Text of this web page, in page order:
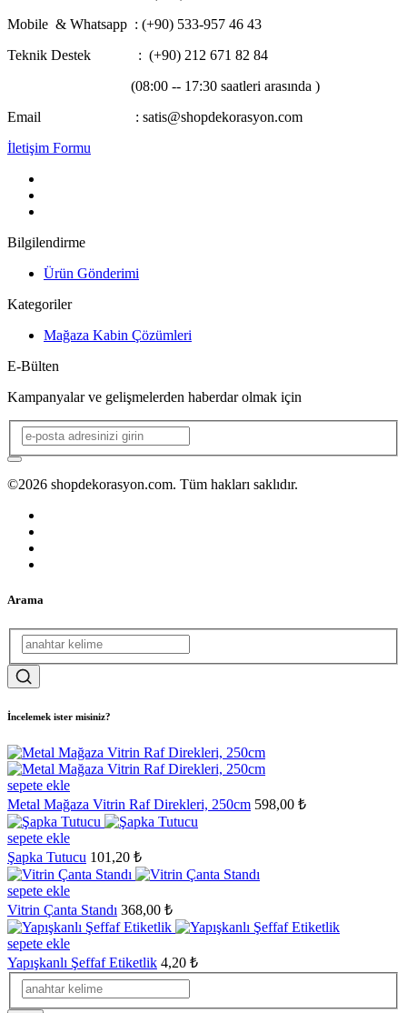
Mobile & Whatsapp : (+90) 533-957 46 43
Teknik Destek : (+90) 212 671 82 84
(08:00 -- 17:30 saatleri arasında )
Email : satis@shopdekorasyon.com
İletişim Formu
Bilgilendirme
Ürün Gönderimi
Kategoriler
Mağaza Kabin Çözümleri
E-Bülten
Kampanyalar ve gelişmelerden haberdar olmak için
©2026 shopdekorasyon.com. Tüm hakları saklıdır.
Arama
İncelemek ister misiniz?
sepete ekle
Metal Mağaza Vitrin Raf Direkleri, 250cm 598,00 ₺
sepete ekle
Şapka Tutucu 101,20 ₺
sepete ekle
Vitrin Çanta Standı 368,00 ₺
sepete ekle
Yapışkanlı Şeffaf Etiketlik 4,20 ₺